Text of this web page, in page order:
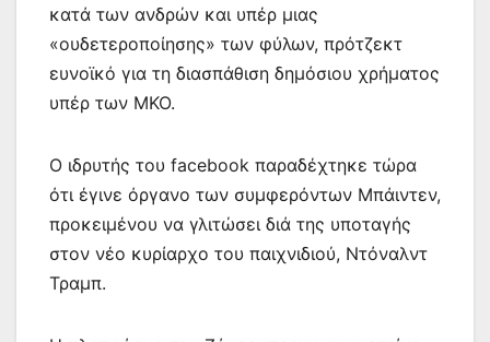
κατά των ανδρών και υπέρ μιας
«ουδετεροποίησης» των φύλων, πρότζεκτ
ευνοϊκό για τη διασπάθιση δημόσιου χρήματος
υπέρ των ΜΚΟ.
Ο ιδρυτής του facebook παραδέχτηκε τώρα
ότι έγινε όργανο των συμφερόντων Μπάιντεν,
προκειμένου να γλιτώσει διά της υποταγής
στον νέο κυρίαρχο του παιχνιδιού, Ντόναλντ
Τραμπ.